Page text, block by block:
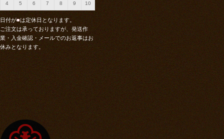
4 5 6 7 8 9 10
日付が■は定休日となります。
ご注文は承っておりますが、発送作
業・入金確認・メールでのお返事はお
休みとなります。